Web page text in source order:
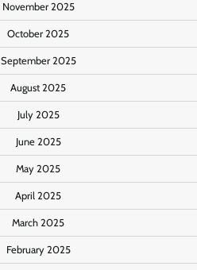
November 2025
October 2025
September 2025
August 2025
July 2025
June 2025
May 2025
April 2025
March 2025
February 2025